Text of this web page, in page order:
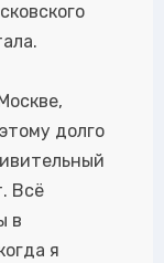
долго
Всё
в
я